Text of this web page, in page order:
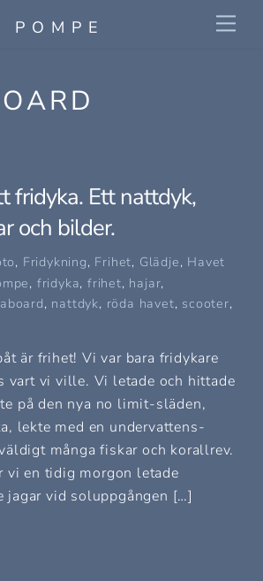
fridyka. Ett nattdyk,
och bilder.
, Fridykning, Frihet, Glädje, Havet
, fridyka,frihet, hajar,
, nattdyk, röda havet, scooter,
är frihet! Vi var bara fridykare
vart vi ville. Vi letade och hittade
på den nya no limit-släden,
lekte med en undervattens-
många fiskar och korallrev.
vi en tidig morgon letade
jagar vid soluppgången […]